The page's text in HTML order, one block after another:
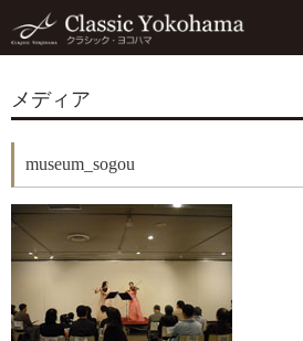
メディア
museum_sogou